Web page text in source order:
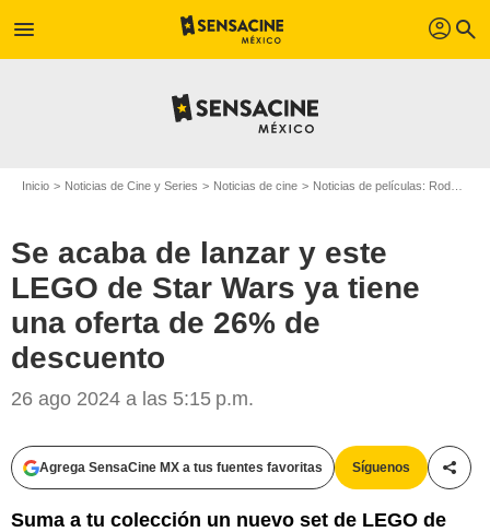
menu profil search
Inicio Noticias de Cine y Series Noticias de cine Noticias de películas: Rodajes
Se acaba de lanzar y este
LEGO de Star Wars ya tiene
una oferta de 26% de
descuento
26 ago 2024 a las 5:15 p.m.
Agrega SensaCine MX a tus fuentes favoritas Síguenos
Suma a tu colección un nuevo set de LEGO de